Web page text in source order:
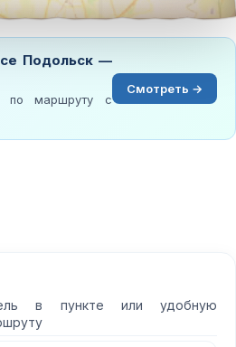
Подольск —
по маршруту с
Смотреть →
в пункте или удобную